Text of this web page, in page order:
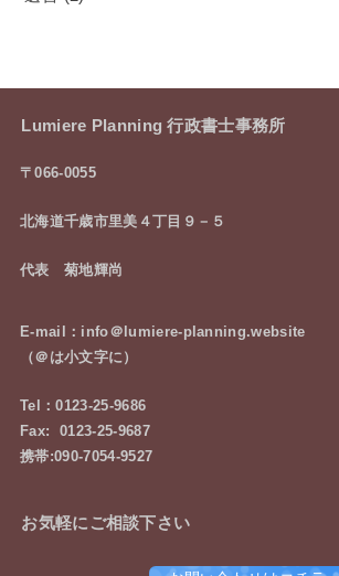
Lumiere Planning 行政書士事務所
〒066-0055
北海道千歳市里美４丁目９－５
代表 菊地輝尚
E-mail：info＠lumiere-planning.website
（＠は小文字に）
Tel：0123-25-9686
Fax: 0123-25-9687
携帯:090-7054-9527
お気軽にご相談下さい